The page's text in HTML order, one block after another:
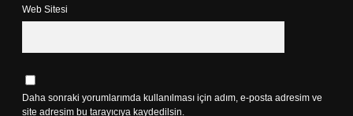
Web Sitesi
Daha sonraki yorumlarımda kullanılması için adım, e-posta adresim ve
site adresim bu tarayıcıya kaydedilsin.